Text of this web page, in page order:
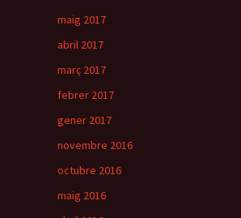
maig 2017
abril 2017
març 2017
febrer 2017
gener 2017
novembre 2016
octubre 2016
maig 2016